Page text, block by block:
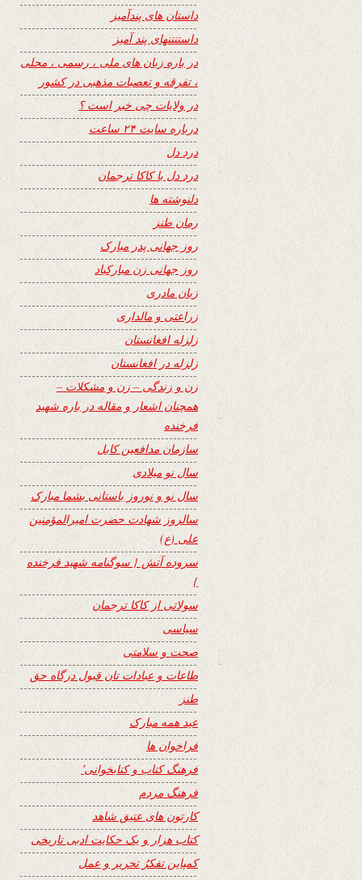
داستان های پندآمیز
داستنتنهای پند آمیز
در باره زبان های ملی ، رسمی ، محلی
، تفرقه و تعصبات مذهبی در کشور
در ولایات چی خبر است ؟
درباره سایت ۲۴ ساعت
درد دل
درد دل با کاکا ترجمان
دلنوشته ها
رمان طنز
روز جهانی پدر مبارک
روز جهانی زن مبارکباد
زبان مادری
زراعتی و مالداری
زلزله افغانستان
زلزله در افغانستان
زن و زندگی – زن و مشکلات –
همچنان اشعار و مقاله در باره شهید
فرخنده
سازمان مدافعین کابل
سال نو میلادی
سال نو و نوروز باستانی بشما مبارک
سالروز شهادت حضرت امیرالمؤمنین
علی (ع)
سروده آتش { سوگنامه شهید فرخنده
}
سولاتی از کاکا ترجمان
سیاسی
صحت و سلامتی
طاعات و عبادات تان قبول درگاه حق
طنز
عید همه مبارک
فراخوان ها
فرهنگ کتاب و کتابخوانی٬
فرهنگ مردم
کارتون های عتیق شاهد
کتاب هزار و یک حکایت ادبی تاریخی
کمپاین تفکرُ تحریر و عمل